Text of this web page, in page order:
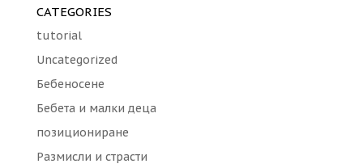
CATEGORIES
tutorial
Uncategorized
Бебеносене
Бебета и малки деца
позициониране
Размисли и страсти